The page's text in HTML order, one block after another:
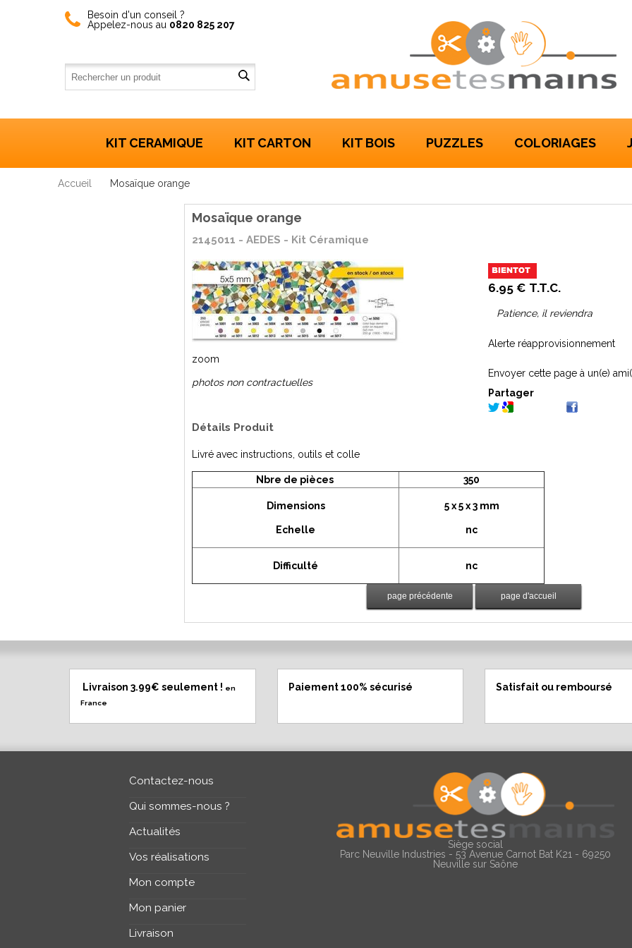
Besoin d'un conseil ?
Appelez-nous au 0820 825 207
KIT CERAMIQUE KIT CARTON KIT BOIS PUZZLES COLORIAGES
Accueil Mosaïque orange
Mosaïque orange
2145011 - AEDES - Kit Céramique
zoom
photos non contractuelles
6.95 € T.T.C.
Patience, il reviendra
Alerte réapprovisionnement
Envoyer cette page à un(e)
Partager
Détails Produit
Livré avec instructions, outils et colle
Nbre de pièces 350
Dimensions
Echelle
5 x 5 x 3 mm
nc
Difficulté nc
Livraison 3.99€ seulement ! en
France
Paiement 100% sécurisé Satisfait ou remboursé
Contactez-nous
Qui sommes-nous ?
Actualités
Vos réalisations
Mon compte
Mon panier
Livraison
Siège social
Parc Neuville Industries - 53 Avenue Carnot Bat K21 - 69250
Neuville sur Saône